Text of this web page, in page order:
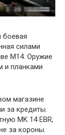
боевая
силами
M14. Оружие
и планками
магазине
за кредиты.
MK 14 EBR,
за короны.